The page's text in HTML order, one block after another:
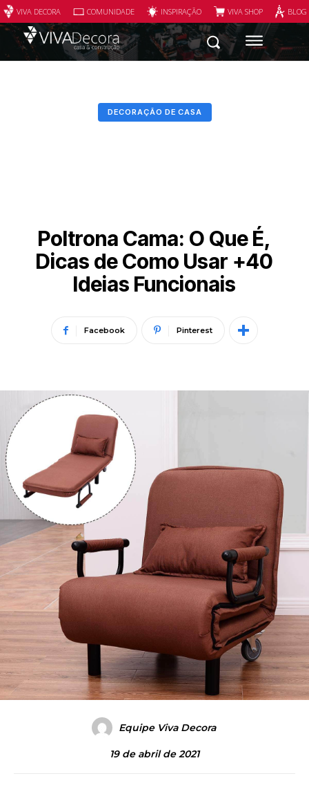
VIVA DECORA COMUNIDADE INSPIRAÇÃO VIVA SHOP
DECORAÇÃO DE CASA
Poltrona Cama: O Que É,
Dicas de Como Usar +40
Ideias Funcionais
Facebook Pinterest
Equipe Viva Decora
19 de abril de 2021